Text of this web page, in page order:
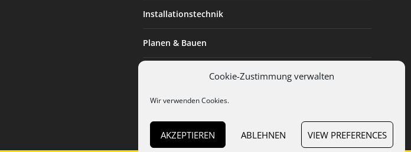
Cookie-Zustimmung verwalten
Wir verwenden Cookies.
AKZEPTIEREN ABLEHNEN VIEW PREFERENCES
Installationstechnik
Planen & Bauen
Installateur des Monats